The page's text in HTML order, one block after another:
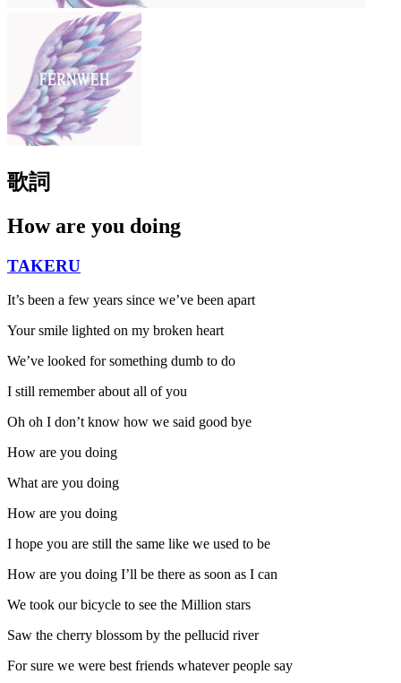
歌詞
How are you doing
TAKERU
It’s been a few years since we’ve been apart
Your smile lighted on my broken heart
We’ve looked for something dumb to do
I still remember about all of you
Oh oh I don’t know how we said good bye
How are you doing
What are you doing
How are you doing
I hope you are still the same like we used to be
How are you doing I’ll be there as soon as I can
We took our bicycle to see the Million stars
Saw the cherry blossom by the pellucid river
For sure we were best friends whatever people say